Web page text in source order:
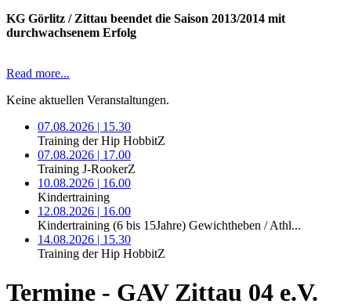
KG Görlitz / Zittau beendet die Saison 2013/2014 mit
durchwachsenem Erfolg
Read more...
Keine aktuellen Veranstaltungen.
07.08.2026 | 15.30
Training der Hip HobbitZ
07.08.2026 | 17.00
Training J-RookerZ
10.08.2026 | 16.00
Kindertraining
12.08.2026 | 16.00
Kindertraining (6 bis 15Jahre) Gewichtheben / Athl...
14.08.2026 | 15.30
Training der Hip HobbitZ
Termine - GAV Zittau 04 e.V.